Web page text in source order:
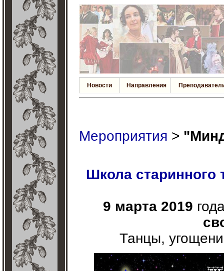
Новости Направления
Мероприятия >
Школа старинного
9 марта 2019
Танцы,